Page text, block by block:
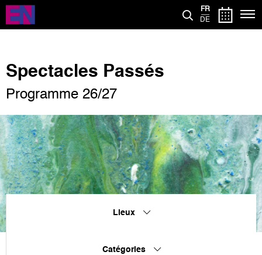
Aller
contenu
FR
DE
Spectacles Passés
Programme 26/27
Lieux
Catégories